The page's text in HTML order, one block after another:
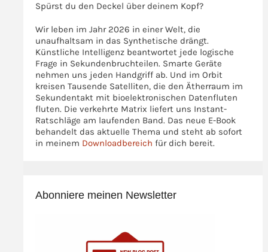
Spürst du den Deckel über deinem Kopf?
Wir leben im Jahr 2026 in einer Welt, die
unaufhaltsam in das Synthetische drängt.
Künstliche Intelligenz beantwortet jede logische
Frage in Sekundenbruchteilen. Smarte Geräte
nehmen uns jeden Handgriff ab. Und im Orbit
kreisen Tausende Satelliten, die den Ätherraum im
Sekundentakt mit bioelektronischen Datenfluten
fluten. Die verkehrte Matrix liefert uns Instant-
Ratschläge am laufenden Band. Das neue E-Book
behandelt das aktuelle Thema und steht ab sofort
in meinem Downloadbereich für dich bereit.
Abonniere meinen Newsletter